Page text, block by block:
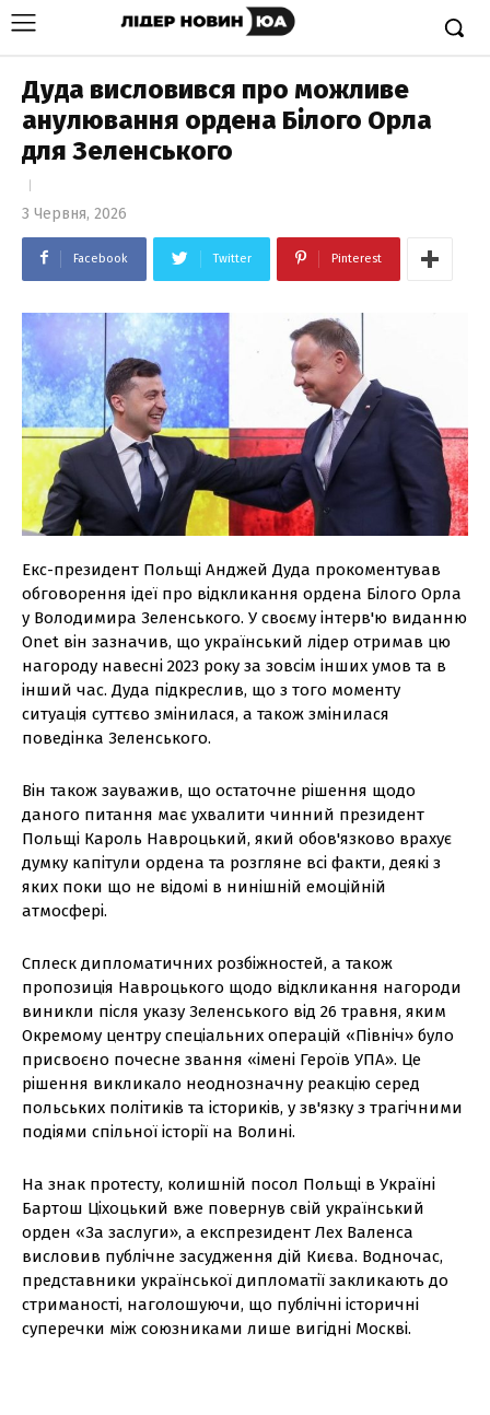
Дуда висловився про можливе
анулювання ордена Білого Орла
для Зеленського
3 Червня, 2026
Facebook Twitter Pinterest
Екс-президент Польщі Анджей Дуда прокоментував
обговорення ідеї про відкликання ордена Білого Орла
у Володимира Зеленського. У своєму інтерв'ю виданню
Onet він зазначив, що український лідер отримав цю
нагороду навесні 2023 року за зовсім інших умов та в
інший час. Дуда підкреслив, що з того моменту
ситуація суттєво змінилася, а також змінилася
поведінка Зеленського.
Він також зауважив, що остаточне рішення щодо
даного питання має ухвалити чинний президент
Польщі Кароль Навроцький, який обов'язково врахує
думку капітули ордена та розгляне всі факти, деякі з
яких поки що не відомі в нинішній емоційній
атмосфері.
Сплеск дипломатичних розбіжностей, а також
пропозиція Навроцького щодо відкликання нагороди
виникли після указу Зеленського від 26 травня, яким
Окремому центру спеціальних операцій «Північ» було
присвоєно почесне звання «імені Героїв УПА». Це
рішення викликало неоднозначну реакцію серед
польських політиків та істориків, у зв'язку з трагічними
подіями спільної історії на Волині.
На знак протесту, колишній посол Польщі в Україні
Бартош Ціхоцький вже повернув свій український
орден «За заслуги», а експрезидент Лех Валенса
висловив публічне засудження дій Києва. Водночас,
представники української дипломатії закликають до
стриманості, наголошуючи, що публічні історичні
суперечки між союзниками лише вигідні Москві.